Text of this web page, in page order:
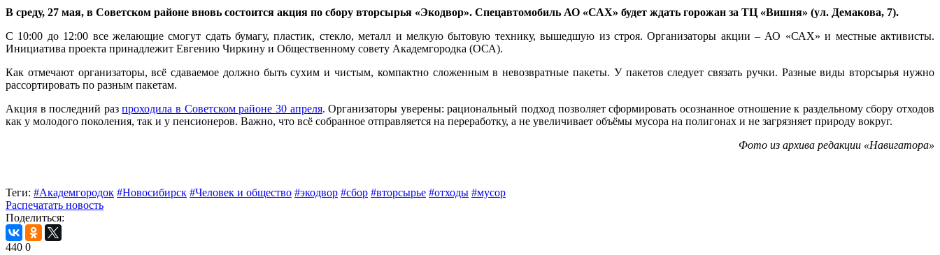
В среду, 27 мая, в Советском районе вновь состоится акция по сбору вторсырья «Экодвор». Спецавтомобиль АО «САХ» будет ждать горожан за ТЦ «Вишня» (ул. Демакова, 7).
С 10:00 до 12:00 все желающие смогут сдать бумагу, пластик, стекло, металл и мелкую бытовую технику, вышедшую из строя. Организаторы акции – АО «САХ» и местные активисты.
Инициатива проекта принадлежит Евгению Чиркину и Общественному совету Академгородка (ОСА).
Как отмечают организаторы, всё сдаваемое должно быть сухим и чистым, компактно сложенным в невозвратные пакеты. У пакетов следует связать ручки. Разные виды вторсырья нужно
рассортировать по разным пакетам.
Акция в последний разпроходила в Советском районе 30 апреля. Организаторы уверены: рациональный подход позволяет сформировать осознанное отношение к раздельному сбору отходов
как у молодого поколения, так и у пенсионеров. Важно, что всё собранное отправляется на переработку, а не увеличивает объёмы мусора на полигонах и не загрязняет природу вокруг.
Фото из архива редакции «Навигатора»
Теги: #Академгородок #Новосибирск #Человек и общество #экодвор #сбор #вторсырье #отходы #мусор
Распечатать новость
Поделиться:
440 0